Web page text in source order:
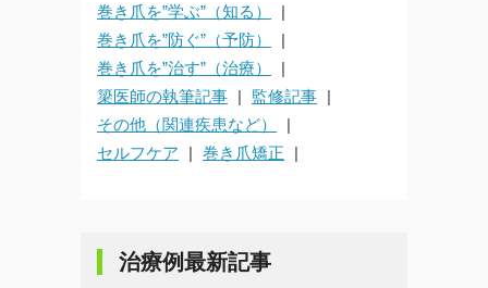
巻き爪を”学ぶ”（知る）
巻き爪を”防ぐ”（予防）
巻き爪を”治す”（治療）
簗医師の執筆記事
監修記事
その他（関連疾患など）
セルフケア
巻き爪矯正
治療例最新記事